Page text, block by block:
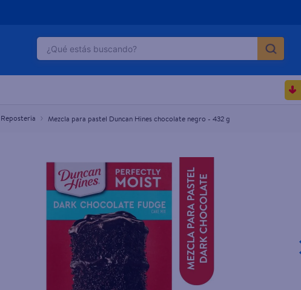
¿Qué estás buscando?
Repostería Mezcla para pastel Duncan Hines chocolate negro - 432 g
Duncan Hines chocolate negro - 432 g
TÉRMINOS MÁS BUSCADOS
2
herbal essences
5.
gillette venus
6.
dove
7.
pañales
.
aceite
.
goodyear
10. pollo norteño